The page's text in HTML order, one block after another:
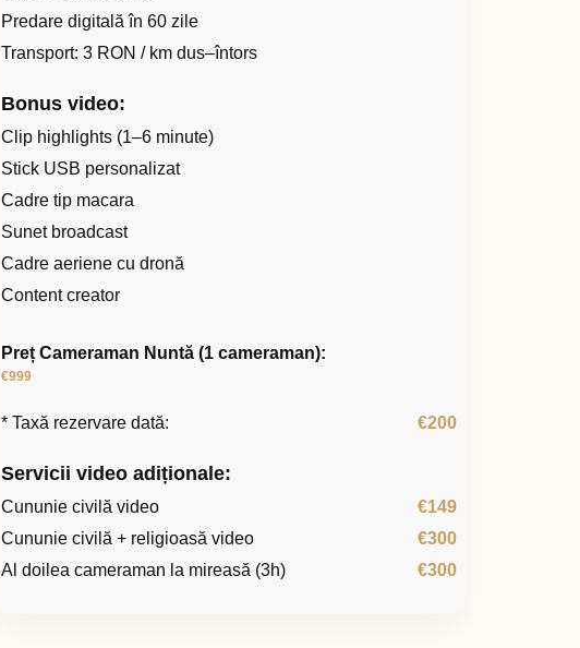
Predare digitală în 60 zile
Transport: 3 RON / km dus–întors
Bonus video:
Clip highlights (1–6 minute)
Stick USB personalizat
Cadre tip macara
Sunet broadcast
Cadre aeriene cu dronă
Content creator
Preț Cameraman Nuntă (1 cameraman):
€999
* Taxă rezervare dată: €200
Servicii video adiționale:
Cununie civilă video
€149
Cununie civilă + religioasă video
€300
Al doilea cameraman la mireasă (3h)
€300